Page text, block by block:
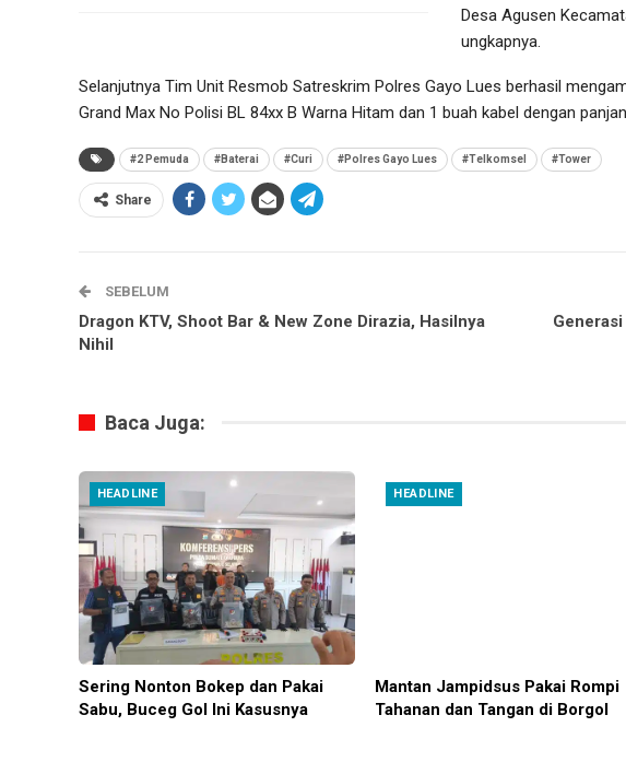
Desa Agusen
ungkapnya.
Selanjutnya Tim Unit Resmob Satreskrim Polres Gayo Lues berhasil
Grand Max No Polisi BL 84xx B Warna Hitam dan ⁠1 buah kabel dengan
#2 Pemuda #Baterai #Curi #Polres Gayo Lues #Telkomsel #Tower
Share
SEBELUM
Dragon KTV, Shoot Bar & New Zone Dirazia, Hasilnya
Nihil
Baca Juga:
HEADLINE
Sering Nonton Bokep dan Pakai
Sabu, Buceg Gol Ini Kasusnya
HEADLINE
Mantan Jampidsus Pakai Rompi
Tahanan dan Tangan di Borgol